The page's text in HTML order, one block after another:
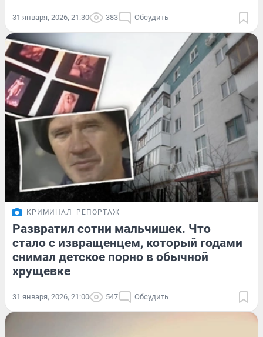
31 января, 2026, 21:30 383 Обсудить
КРИМИНАЛ РЕПОРТАЖ
Развратил сотни мальчишек. Что
стало с извращенцем, который годами
снимал детское порно в обычной
хрущевке
31 января, 2026, 21:00 547 Обсудить